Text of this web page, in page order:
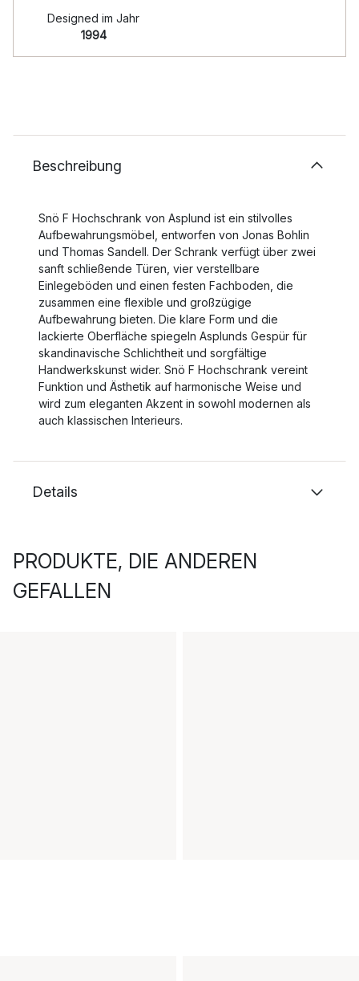
Designed im Jahr
1994
Beschreibung
Snö F Hochschrank von Asplund ist ein stilvolles
Aufbewahrungsmöbel, entworfen von Jonas Bohlin
und Thomas Sandell. Der Schrank verfügt über zwei
sanft schließende Türen, vier verstellbare
Einlegeböden und einen festen Fachboden, die
zusammen eine flexible und großzügige
Aufbewahrung bieten. Die klare Form und die
lackierte Oberfläche spiegeln Asplunds Gespür für
skandinavische Schlichtheit und sorgfältige
Handwerkskunst wider. Snö F Hochschrank vereint
Funktion und Ästhetik auf harmonische Weise und
wird zum eleganten Akzent in sowohl modernen als
auch klassischen Interieurs.
Details
PRODUKTE, DIE ANDEREN
GEFALLEN